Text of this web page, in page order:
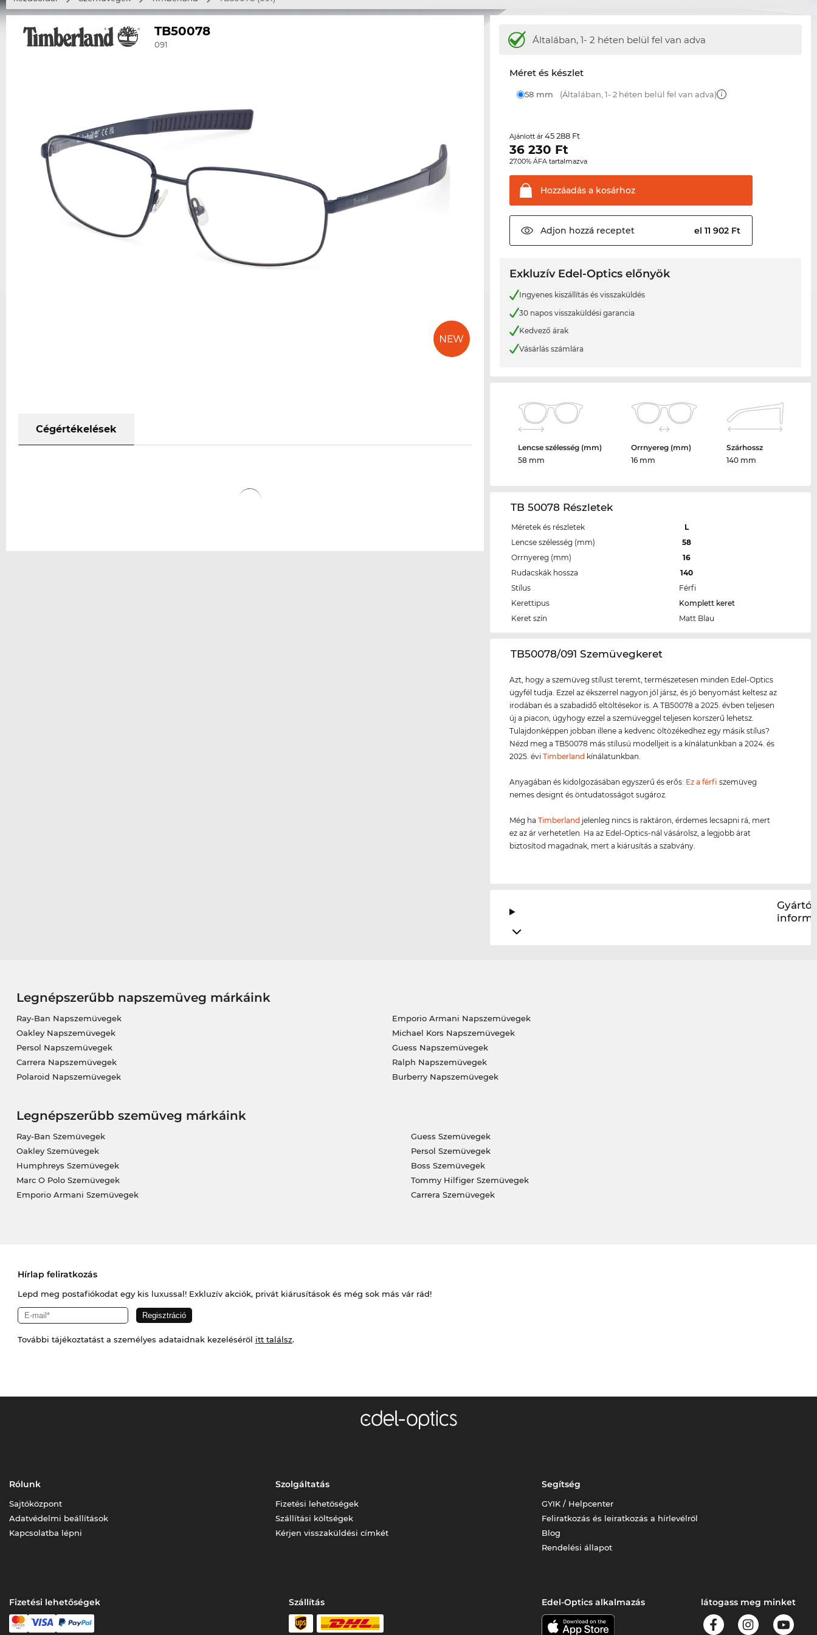
TB50078
091
Cégértékelések
Általában, 1- 2 héten belül fel van adva
Méret és készlet
58 mm (Általában, 1- 2 héten belül fel van adva)
Ajánlott ár45 288 Ft
36 230 Ft
27.00% ÁFA tartalmazva
Hozzáadás a kosárhoz
Adjon hozzá receptet el 11 902 Ft
Exkluzív Edel-Optics előnyök
Ingyenes kiszállítás és visszaküldés
30 napos visszaküldési garancia
Kedvező árak
Vásárlás számlára
Lencse szélesség (mm)
58 mm
Orrnyereg (mm)
16 mm
Szárhossz
140 mm
TB 50078 Részletek
Méretek és részletek
L
Lencse szélesség (mm)
58
Orrnyereg (mm)
16
Rudacskák hossza
140
Stílus
Férfi
Kerettipus
Komplett keret
Keret szín
Matt Blau
‌TB50078/091 Szemüvegkeret
Azt, hogy a szemüveg stílust teremt, természetesen minden Edel-Optics
ügyfél tudja. Ezzel az ékszerrel nagyon jól jársz, és jó benyomást keltesz az
irodában és a szabadidő eltöltésekor is. A TB50078 a 2025. évben teljesen
új a piacon, úgyhogy ezzel a szemüveggel teljesen korszerű lehetsz.
Tulajdonképpen jobban illene a kedvenc öltözékedhez egy másik stílus?
Nézd meg a TB50078 más stílusú modelljeit is a kínálatunkban a 2024. és
2025. éviTimberland kínálatunkban.
Anyagában és kidolgozásában egyszerű és erős: Ez a férfi szemüveg
nemes designt és öntudatosságot sugároz.
Még haTimberland jelenleg nincs is raktáron, érdemes lecsapni rá, mert
ez az ár verhetetlen. Ha az Edel-Optics-nál vásárolsz, a legjobb árat
biztosítod magadnak, mert a kiárusítás a szabvány.
Gyártói
Legnépszerűbb napszemüveg márkáink
Ray-Ban Napszemüvegek
Oakley Napszemüvegek
Persol Napszemüvegek
Carrera Napszemüvegek
Polaroid Napszemüvegek
Emporio Armani Napszemüvegek
Michael Kors Napszemüvegek
Guess Napszemüvegek
Ralph Napszemüvegek
Burberry Napszemüvegek
Legnépszerűbb szemüveg márkáink
Ray-Ban Szemüvegek
Oakley Szemüvegek
Humphreys Szemüvegek
Marc O Polo Szemüvegek
Emporio Armani Szemüvegek
Guess Szemüvegek
Persol Szemüvegek
Boss Szemüvegek
Tommy Hilfiger Szemüvegek
Carrera Szemüvegek
Hírlap feliratkozás
Lepd meg postafiókodat egy kis luxussal! Exkluzív akciók, privát kiárusítások és még sok más vár rád!
További tájékoztatást a személyes adataidnak kezeléséről itt találsz.
Rólunk
Sajtóközpont
Adatvédelmi beállítások
Kapcsolatba lépni
Szolgáltatás
Fizetési lehetőségek
Szállítási költségek
Kérjen visszaküldési címkét
Segítség
GYIK / Helpcenter
Feliratkozás és leiratkozás a hírlevélről
Blog
Rendelési állapot
Fizetési lehetőségek Szállítás Edel-Optics alkalmazás látogass meg minket